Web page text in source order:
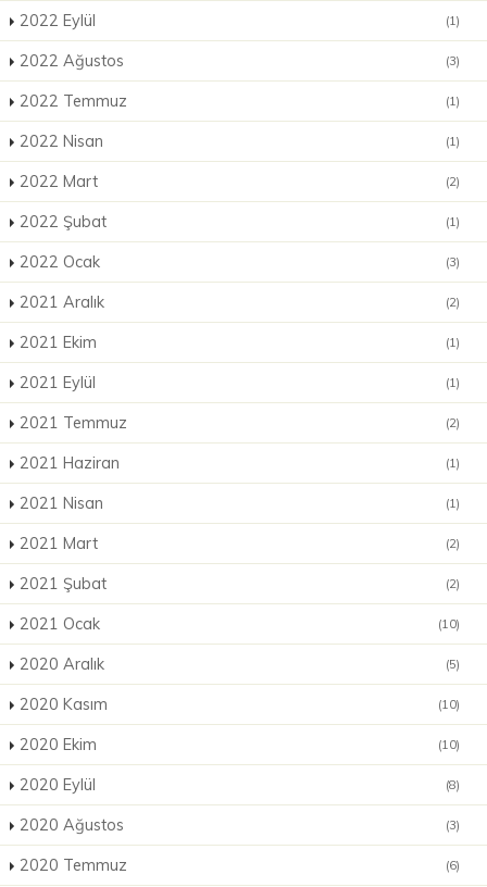
2022 Eylül (1)
2022 Ağustos (3)
2022 Temmuz (1)
2022 Nisan (1)
2022 Mart (2)
2022 Şubat (1)
2022 Ocak (3)
2021 Aralık (2)
2021 Ekim (1)
2021 Eylül (1)
2021 Temmuz (2)
2021 Haziran (1)
2021 Nisan (1)
2021 Mart (2)
2021 Şubat (2)
2021 Ocak (10)
2020 Aralık (5)
2020 Kasım (10)
2020 Ekim (10)
2020 Eylül (8)
2020 Ağustos (3)
2020 Temmuz (6)